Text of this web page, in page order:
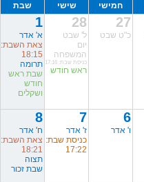
חמישי שישי שבת
27
כ"ט שבט
28
ל' שבט
יום
המשפחה
כניסת שבת: 17:16
ראש חודש
1
א' אדר
צאת השבת:
18:15
תרומה
שבת ראש
חודש
ושקלים
6
ו' אדר
7
ז' אדר
כניסת שבת:
17:22
8
ח' אדר
צאת השבת:
18:21
תצוה
שבת זכור